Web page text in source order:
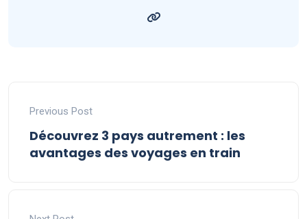
Previous Post
Découvrez 3 pays autrement : les
avantages des voyages en train